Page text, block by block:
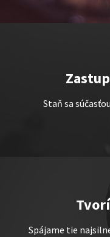
Show
Staň sa
Spájame tie